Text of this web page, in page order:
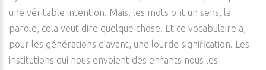
une véritable intention. Mais, les mots ont un sens, la
parole, cela veut dire quelque chose. Et ce vocabulaire a,
pour les générations d’avant, une lourde signification. Les
institutions qui nous envoient des enfants nous les